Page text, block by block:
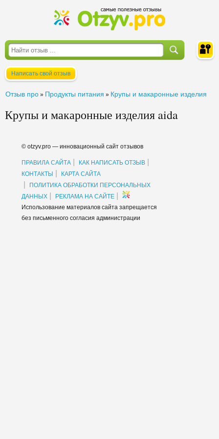
Написать свой отзыв
Отзыв про » Продукты питания » Крупы и макаронные изделия
Крупы и макаронные изделия aida
© otzyv.pro — инновационный сайт отзывов
ПРАВИЛА САЙТА КАК НАПИСАТЬ ОТЗЫВ
КОНТАКТЫ КАРТА САЙТА
ПОЛИТИКА ОБРАБОТКИ ПЕРСОНАЛЬНЫХ
ДАННЫХ
РЕКЛАМА НА САЙТЕ
Использование материалов сайта запрещается
без письменного согласия администрации